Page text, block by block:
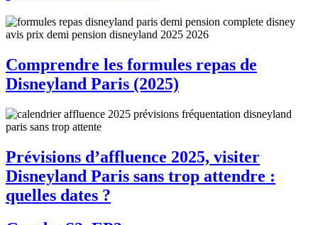
Comprendre les formules repas de
Disneyland Paris (2025)
Prévisions d’affluence 2025, visiter
Disneyland Paris sans trop attendre :
quelles dates ?